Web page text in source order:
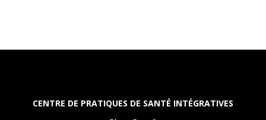
CENTRE DE PRATIQUES DE SANTÉ INTÉGRATIVES